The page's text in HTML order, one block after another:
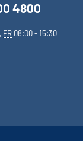
4800
FR 08:00 - 15:30